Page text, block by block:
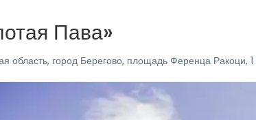
Пава»
область, город Берегово, площадь Ференца Ракоци, 1